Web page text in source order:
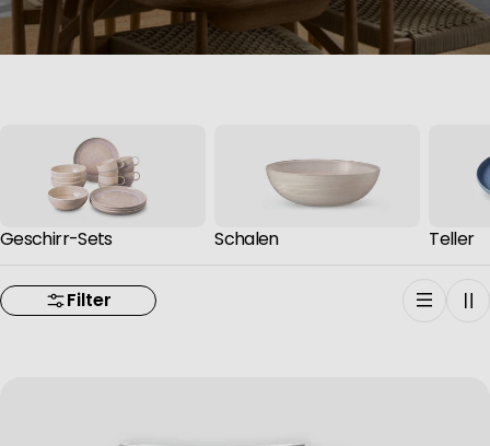
Geschirr-Sets Schalen Teller
Filter